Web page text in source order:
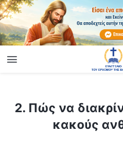
2. Πώς να διακρίνει κανείς
2. Πώς να
κακούς